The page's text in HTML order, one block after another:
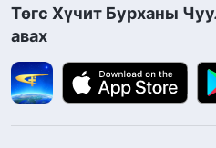
Төгс Хүчит Бурханы
авах